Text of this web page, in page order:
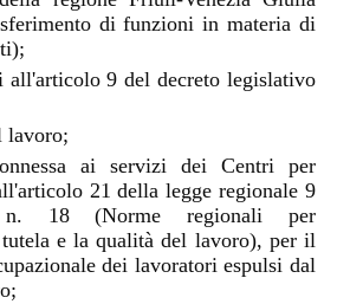
di funzioni in materia di
all'articolo 9 del decreto legislativo
lavoro;
ai servizi dei Centri per
21 della legge regionale 9
n. 18 (Norme regionali per
e la qualità del lavoro), per il
dei lavoratori espulsi dal